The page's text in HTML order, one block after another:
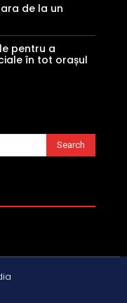
de la un
pentru a
în tot orașul
Search